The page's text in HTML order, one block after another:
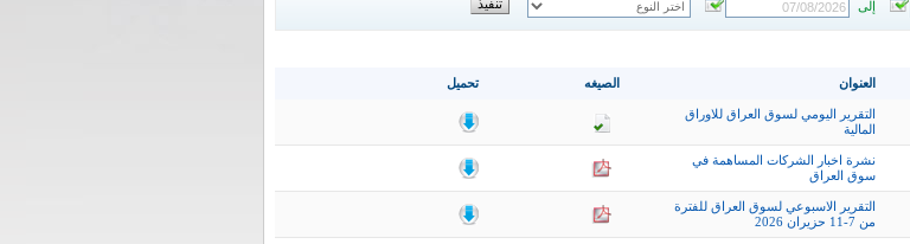
إلى
تحميل الصيغه العنوان
التقرير اليومي لسوق العراق للاوراق
المالية
نشرة اخبار الشركات المساهمة في
سوق العراق
التقرير الاسبوعي لسوق العراق للفترة
من 7-11 حزيران 2026